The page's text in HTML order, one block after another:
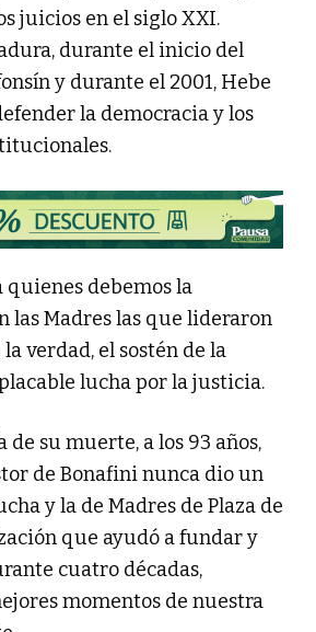
juicios en el siglo XXI.
durante el inicio del
y durante el 2001, Hebe
la democracia y los
quienes debemos la
las Madres las que lideraron
verdad, el sostén de la
lucha por la justicia.
de su muerte, a los 93 años,
de Bonafini nunca dio un
y la de Madres de Plaza de
que ayudó a fundar y
cuatro décadas,
momentos de nuestra